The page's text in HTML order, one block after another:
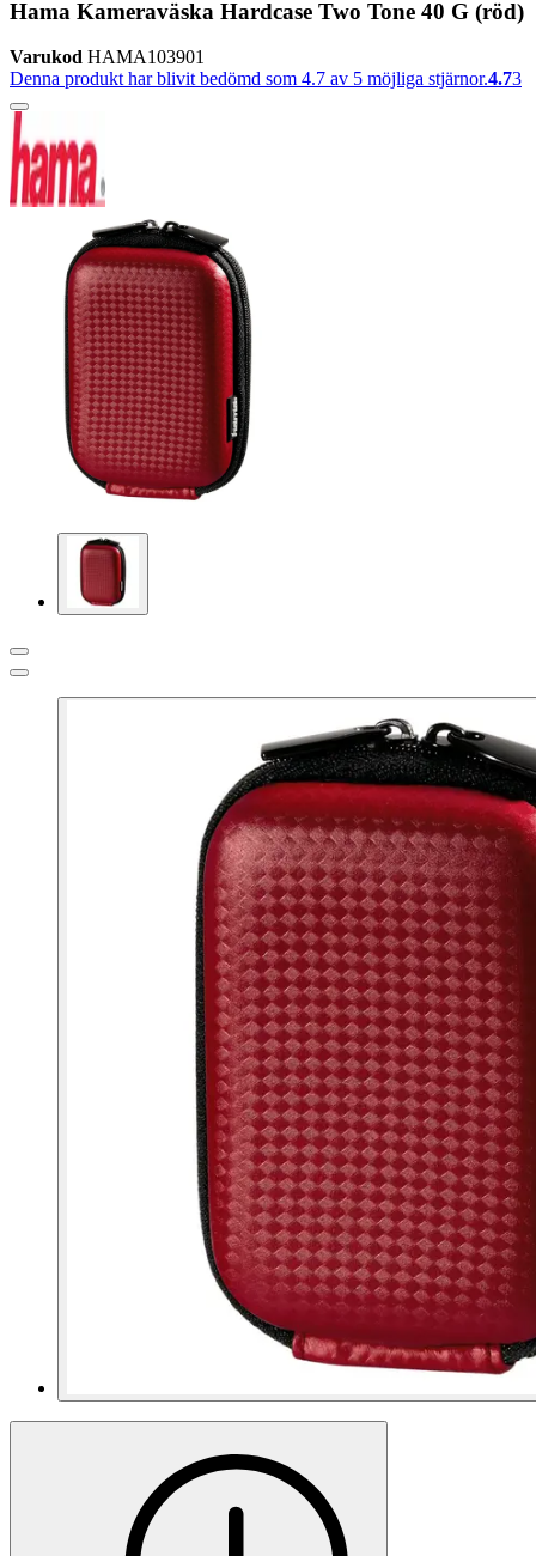
Hama Kameraväska Hardcase Two Tone 40 G (röd)
Varukod HAMA103901
Denna produkt har blivit bedömd som 4.7 av 5 möjliga stjärnor.4.73